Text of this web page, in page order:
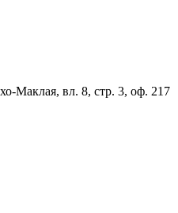
Маклая, вл. 8, стр. 3, оф. 217